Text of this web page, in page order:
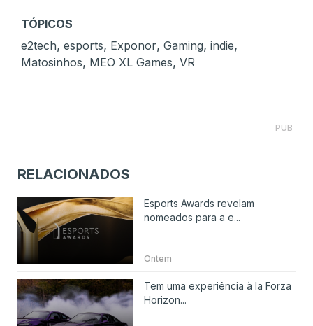
TÓPICOS
e2tech, esports, Exponor, Gaming, indie,
Matosinhos, MEO XL Games, VR
PUB
RELACIONADOS
Esports Awards revelam
nomeados para a e...
Ontem
Tem uma experiência à la Forza
Horizon...